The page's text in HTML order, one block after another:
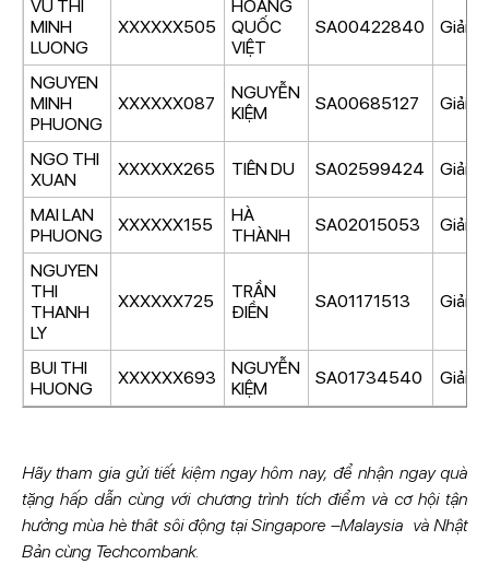
VU THI
MINH
LUONG
XXXXXX505
HOÀNG
QUỐC
VIỆT
SA00422840 Giải
NGUYEN
MINH
PHUONG
XXXXXX087
NGUYỄN
KIỆM
SA00685127 Giải
NGO THI
XUAN
XXXXXX265 TIÊN DU SA02599424 Giải
MAI LAN
PHUONG
XXXXXX155
HÀ
THÀNH
SA02015053 Giải
NGUYEN
THI
THANH
LY
XXXXXX725
TRẦN
ĐIỀN
SA01171513 Giải
BUI THI
HUONG
XXXXXX693
NGUYỄN
KIỆM
SA01734540 Giải
Hãy tham gia gửi tiết kiệm ngay hôm nay, để nhận ngay quà
tặng hấp dẫn cùng với chương trình tích điểm và cơ hội tận
hưởng mùa hè thât sôi động tại Singapore –Malaysia và Nhật
Bản cùng Techcombank.